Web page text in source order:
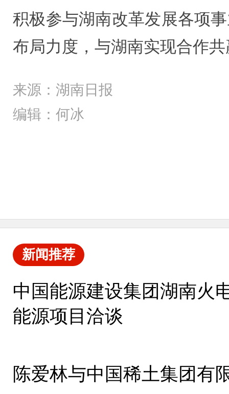
积极参与湖南改革发展各项
布局力度，与湖南实现合作
来源：湖南日报
编辑：何冰
新闻推荐
中国能源建设集团湖南火
能源项目洽谈
陈爱林与中国稀土集团有